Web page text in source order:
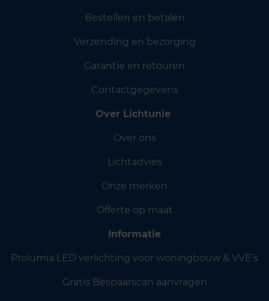
Bestellen en betalen
Verzending en bezorging
Garantie en retouren
Contactgegevens
Over Lichtunie
Over ons
Lichtadvies
Onze merken
Offerte op maat
Informatie
Prolumia LED verlichting voor woningbouw & VVE’s
Gratis Bespaarscan aanvragen